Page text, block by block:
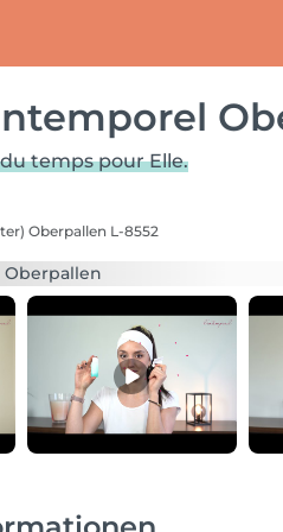
temps pour Elle.
Oberpallen L-8552